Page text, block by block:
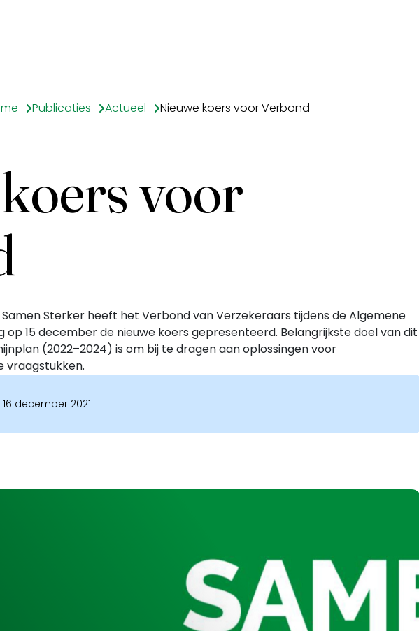
Publicaties Actueel Nieuwe koers voor Verbond
voor
Sterker heeft het Verbond van Verzekeraars tijdens de Algemene
op 15 december de nieuwe koers gepresenteerd. Belangrijkste doel van dit
(2022–2024) is om bij te dragen aan oplossingen voor
vraagstukken.
16 december 2021